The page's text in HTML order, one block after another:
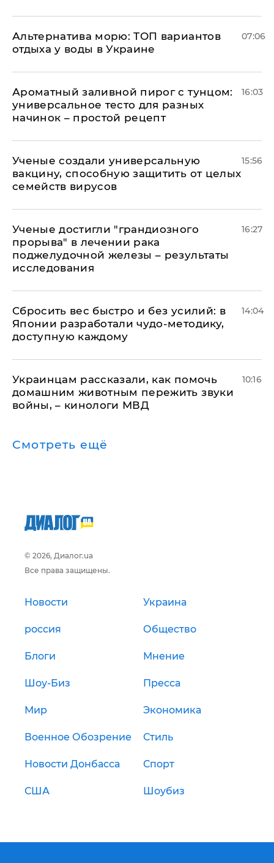
Альтернатива морю: ТОП вариантов
отдыха у воды в Украине
07:06
Ароматный заливной пирог с тунцом:
универсальное тесто для разных
начинок – простой рецепт
16:03
Ученые создали универсальную
вакцину, способную защитить от целых
семейств вирусов
15:56
Ученые достигли "грандиозного
прорыва" в лечении рака
поджелудочной железы – результаты
исследования
16:27
Сбросить вес быстро и без усилий: в
Японии разработали чудо-методику,
доступную каждому
14:04
Украинцам рассказали, как помочь
домашним животным пережить звуки
войны, – кинологи МВД
10:16
Смотреть ещё
© 2026, Диалог.ua
Все права защищены.
Новости Украина
россия Общество
Блоги Мнение
Шоу-Биз Пресса
Мир Экономика
Военное Обозрение Стиль
Новости Донбасса Спорт
США Шоубиз